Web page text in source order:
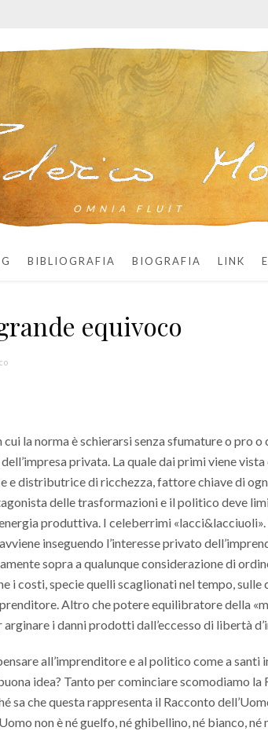
OMNIA FLUIT
BIBLIOGRAFIA BIOGRAFIA LINK
equivoco
la norma è schierarsi senza sfumature o pro o
privata. La quale dai primi viene
e distributrice di ricchezza, fattore chiave di
delle trasformazioni e il politico deve
produttiva. I celeberrimi «lacci&lacciuoli».
inseguendo l’interesse privato
sopra a qualunque considerazione di
i costi, specie quelli scaglionati nel tempo, sulle
Altro che potere equilibratore della
i danni prodotti dall’eccesso di libertà
all’imprenditore e al politico come a santi
idea? Tanto per cominciare scomodiamo la
sa che questa rappresenta il Racconto
non è né guelfo, né ghibellino, né bianco, né